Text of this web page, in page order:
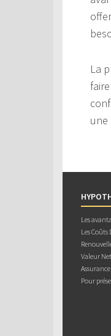
La
une
Les
Les
Valeur
Pour